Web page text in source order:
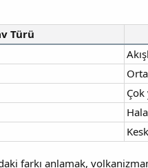
Türü
farkı anlamak,